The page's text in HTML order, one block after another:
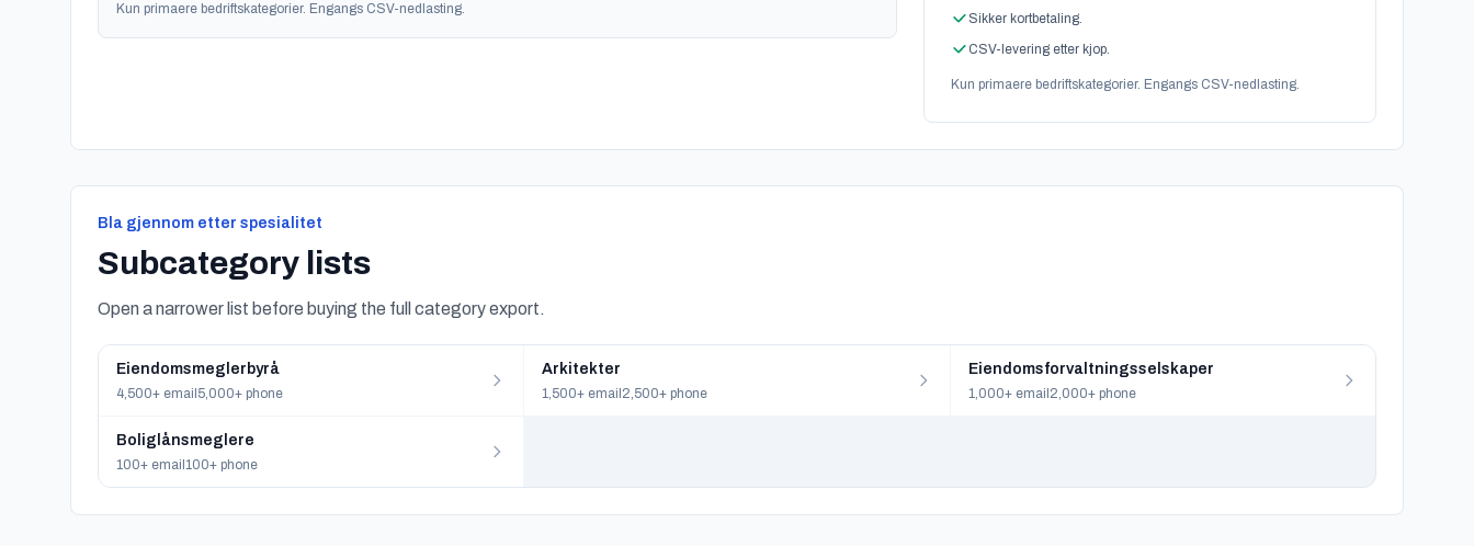
Kun primaere bedriftskategorier. Engangs CSV-nedlasting.
Sikker kortbetaling.
CSV-levering etter kjop.
Kun primaere bedriftskategorier. Engangs CSV-nedlasting.
Bla gjennom etter spesialitet
Subcategory lists
Open a narrower list before buying the full category export.
Eiendomsmeglerbyrå
4,500+ email 5,000+ phone
Arkitekter
1,500+ email 2,500+ phone
Eiendomsforvaltningsselskaper
1,000+ email 2,000+ phone
Boliglånsmeglere
100+ email 100+ phone